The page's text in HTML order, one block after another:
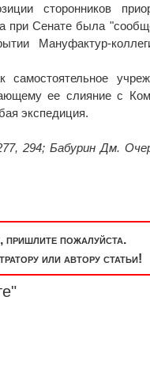
сторонников
при Сенате была
Мануфактур-
самостоятельное
ее слияние с
экспедиция.
294; Бабурин Дм.
пришлите пожалуйста.
или автору статьи!